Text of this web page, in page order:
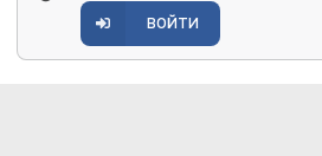
ВОЙТИ